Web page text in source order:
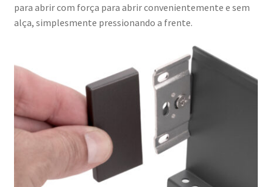
para abrir com força para abrir convenientemente e sem
alça, simplesmente pressionando a frente.